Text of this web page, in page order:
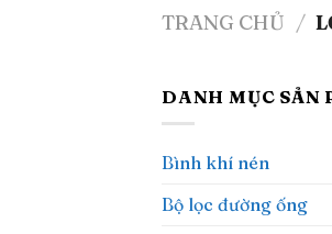
TRANG CHỦ /
DANH MỤC SẢN
Bình khí nén
Bộ lọc đường ống